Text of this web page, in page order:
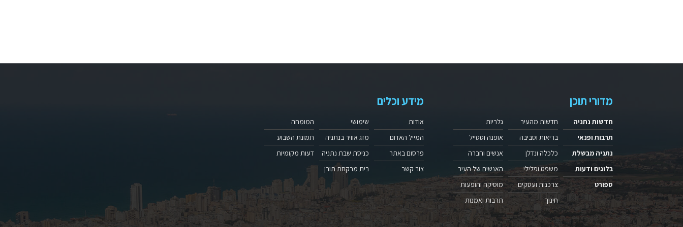
מדורי תוכן
חדשות נתניה
תרבות ופנאי
נתניה מבשלת
בלוגים ודעות
ספורט
חדשות מהעיר
בריאות וסביבה
כלכלה ונדלן
משפט ופלילי
צרכנות ועסקים
חינוך
גלריות
אופנה וסטייל
אנשים וחברה
האנשים של העיר
מוסיקה והופעות
תרבות ואמנות
מידע וכלים
אודות
המייל האדום
פרסום באתר
צור קשר
שימושי
מזג אוויר בנתניה
כניסת שבת נתניה
בית מרקחת תורן
המומחה
תמונת השבוע
דעות מקומיות